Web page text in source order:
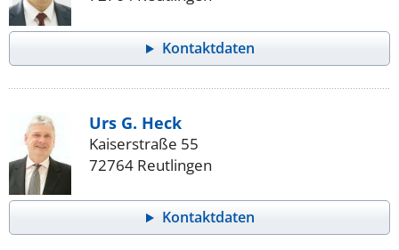
Kontaktdaten
Urs G. Heck
Kaiserstraße 55
72764 Reutlingen
Kontaktdaten